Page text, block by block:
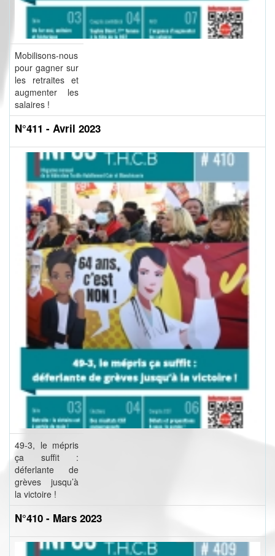
Mobilisons-nous
pour gagner sur
les retraites et
augmenter les
salaires !
N°411 - Avril 2023
49-3, le mépris
ça suffit :
déferlante de
grèves jusqu’à
la victoire !
N°410 - Mars 2023